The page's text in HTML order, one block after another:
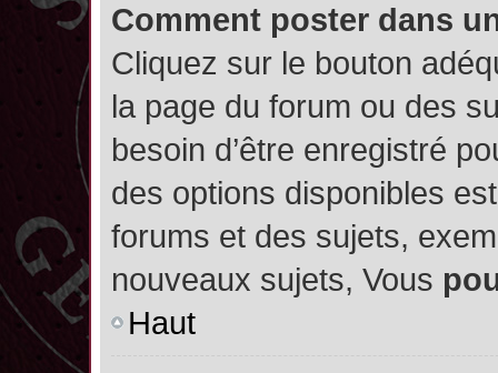
Comment poster dans
Cliquez sur le bouton
la page du forum ou des
besoin d’être enregistré
des options disponibles
forums et des sujets,
nouveaux sujets, Vous
Haut